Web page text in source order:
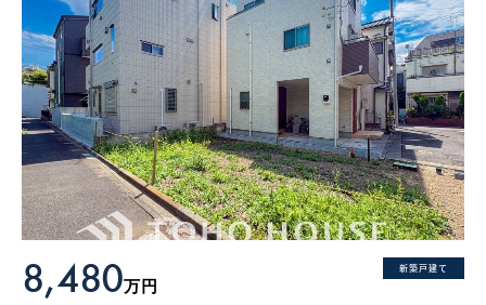
What’s MIRAKARE
スペシャルムービーを見る
新築戸建て
8,480万円